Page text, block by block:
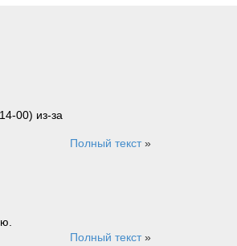
00) из-за
Полный текст»
Полный текст»